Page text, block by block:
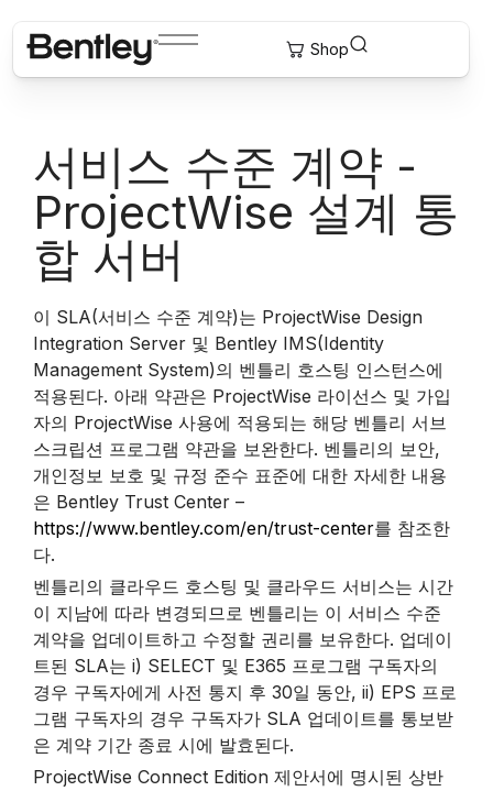
서비스 수준 계약 -
ProjectWise 설계 통
합 서버
이 SLA(서비스 수준 계약)는 ProjectWise Design
Integration Server 및 Bentley IMS(Identity
Management System)의 벤틀리 호스팅 인스턴스에
적용된다. 아래 약관은 ProjectWise 라이선스 및 가입
자의 ProjectWise 사용에 적용되는 해당 벤틀리 서브
스크립션 프로그램 약관을 보완한다. 벤틀리의 보안,
개인정보 보호 및 규정 준수 표준에 대한 자세한 내용
은 Bentley Trust Center –
https://www.bentley.com/en/trust-center를 참조한
다.
벤틀리의 클라우드 호스팅 및 클라우드 서비스는 시간
이 지남에 따라 변경되므로 벤틀리는 이 서비스 수준
계약을 업데이트하고 수정할 권리를 보유한다. 업데이
트된 SLA는 i) SELECT 및 E365 프로그램 구독자의
경우 구독자에게 사전 통지 후 30일 동안, ii) EPS 프로
그램 구독자의 경우 구독자가 SLA 업데이트를 통보받
은 계약 기간 종료 시에 발효된다.
ProjectWise Connect Edition 제안서에 명시된 상반